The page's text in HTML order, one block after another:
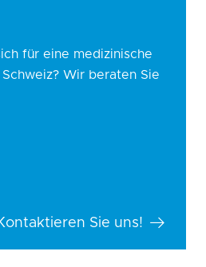
für eine medizinische
Wir beraten Sie
Sie uns!